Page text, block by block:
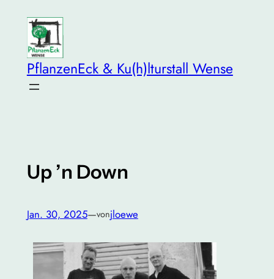
springen
PflanzenEck & Ku(h)lturstall Wense
Up ’n Down
Jan. 30, 2025—vonjloewe